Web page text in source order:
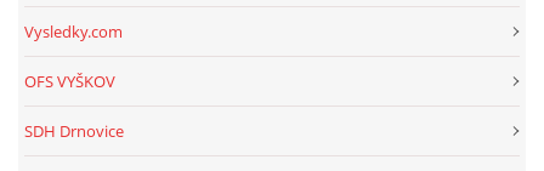
Vysledky.com
OFS VYŠKOV
SDH Drnovice